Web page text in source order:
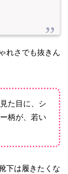
れさでも抜きん
た目に、シ
柄が、若い
下は履きたくな